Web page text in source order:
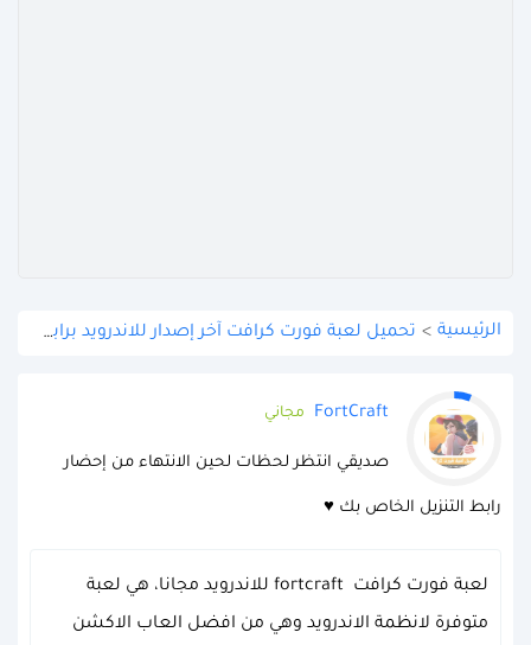
الرئيسية > تحميل لعبة فورت كرافت آخر إصدار للاندرويد برابط مباشر APK
FortCraft مجاني
صديقي انتظر لحظات لحين الانتهاء من إحضار
رابط التنزيل الخاص بك ♥
لعبة فورت كرافت fortcraft للاندرويد مجانا، هي لعبة
متوفرة لانظمة الاندرويد وهي من افضل العاب الاكشن